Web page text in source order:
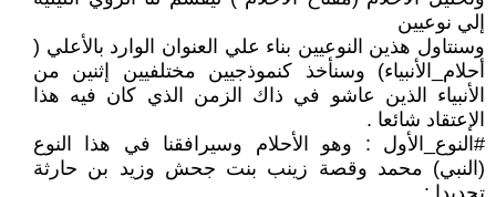
إلي نوعيين
وسنتاول هذين النوعيين بناء علي العنوان الوارد بالأعلي (
أحلام_الأنبياء) وسنأخذ كنموذجيين مختلفيين إثنين من
الأنبياء الذين عاشو في ذاك الزمن الذي كان فيه هذا
الإعتقاد شائعا .
#النوع_الأول : وهو الأحلام وسيرافقنا في هذا النوع
(النبي) محمد وقصة زينب بنت جحش وزيد بن حارثة